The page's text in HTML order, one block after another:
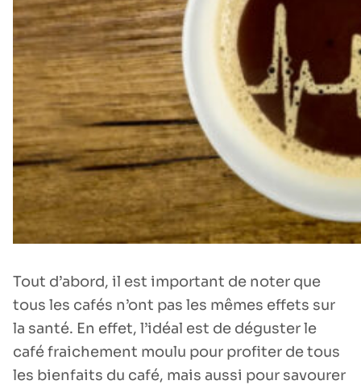
Tout d’abord, il est important de noter que
tous les cafés n’ont pas les mêmes effets sur
la santé. En effet, l’idéal est de déguster le
café fraichement moulu pour profiter de tous
les bienfaits du café, mais aussi pour savourer